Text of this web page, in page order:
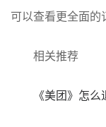
可以查看更全面的
相关推荐
《美团》怎